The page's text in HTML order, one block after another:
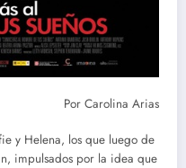
Por Carolina Arias
y Helena, los que luego de
impulsados por la idea que